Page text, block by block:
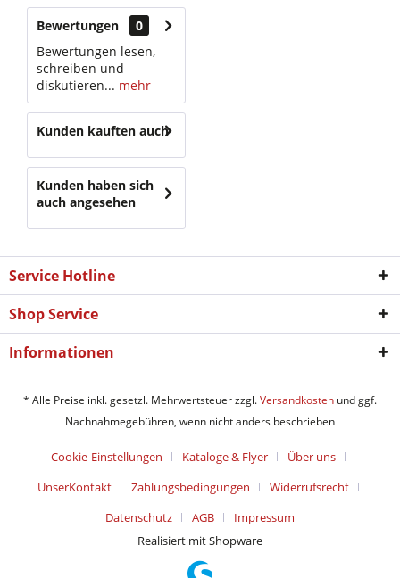
Bewertungen
0
Bewertungen lesen,
schreiben und
diskutieren... mehr
Kunden kauften auch
Kunden haben sich
auch angesehen
Service Hotline
Shop Service
Informationen
* Alle Preise inkl. gesetzl. Mehrwertsteuer zzgl.Versandkosten und ggf.
Nachnahmegebühren, wenn nicht anders beschrieben
Cookie-Einstellungen Kataloge & Flyer
Über uns
UnserKontakt
Zahlungsbedingungen
Widerrufsrecht
Datenschutz
AGB
Impressum
Realisiert mit Shopware